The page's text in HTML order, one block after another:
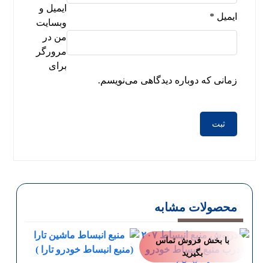
ایمیل *
ایمیل و
وبسایت
من در
مرورگر
برای
زمانی که دوباره دیدگاهی می‌نویسم.
محصولات مشابه
با بخش فروش تماس
بگیرید